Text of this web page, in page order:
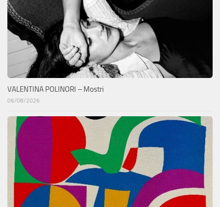
VALENTINA POLINORI – Mostri
06/08/2026